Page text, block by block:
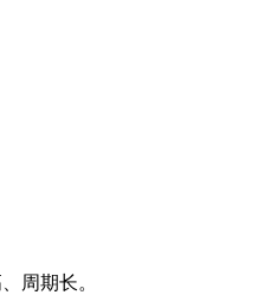
周期长。